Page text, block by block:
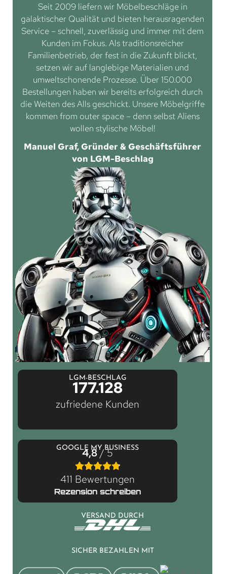
Seit 2009 liefern wir Möbelbeschläge in
galaktischer Qualität und bieten herausragenden
Service – schnell, zuverlässig und immer mit dem
Kunden im Fokus. Als traditionsreicher
Familienbetrieb, der fest in die Zukunft blickt,
setzen wir auf langlebige Materialien und
umweltschonende Prozesse. Über 150.000
Bestellungen haben wir bereits erfolgreich durch
die Weiten des Alls geschickt. Unsere Möbelgriffe
kommen from outer space – denn selbst Aliens
wollen stylische Möbel!
Manuel Graf, Gründer & Geschäftsführer
von LGM-Beschlag
LGM-BESCHLAG
177.128
zufriedene Kunden
GOOGLE MY BUSINESS
4,8/ 5
411 Bewertungen
Rezension schreiben
VERSAND DURCH
SICHER BEZAHLEN MIT